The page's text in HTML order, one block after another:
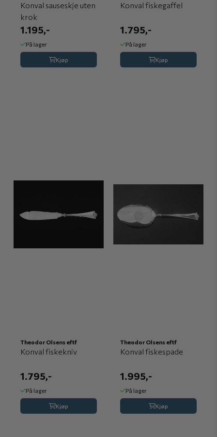
Konval sauseskje uten
krok
1.195,-
På lager
Kjøp
Konval fiskegaffel
1.795,-
På lager
Kjøp
Theodor Olsens eftf
Konval fiskekniv
1.795,-
På lager
Kjøp
Theodor Olsens eftf
Konval fiskespade
1.995,-
På lager
Kjøp